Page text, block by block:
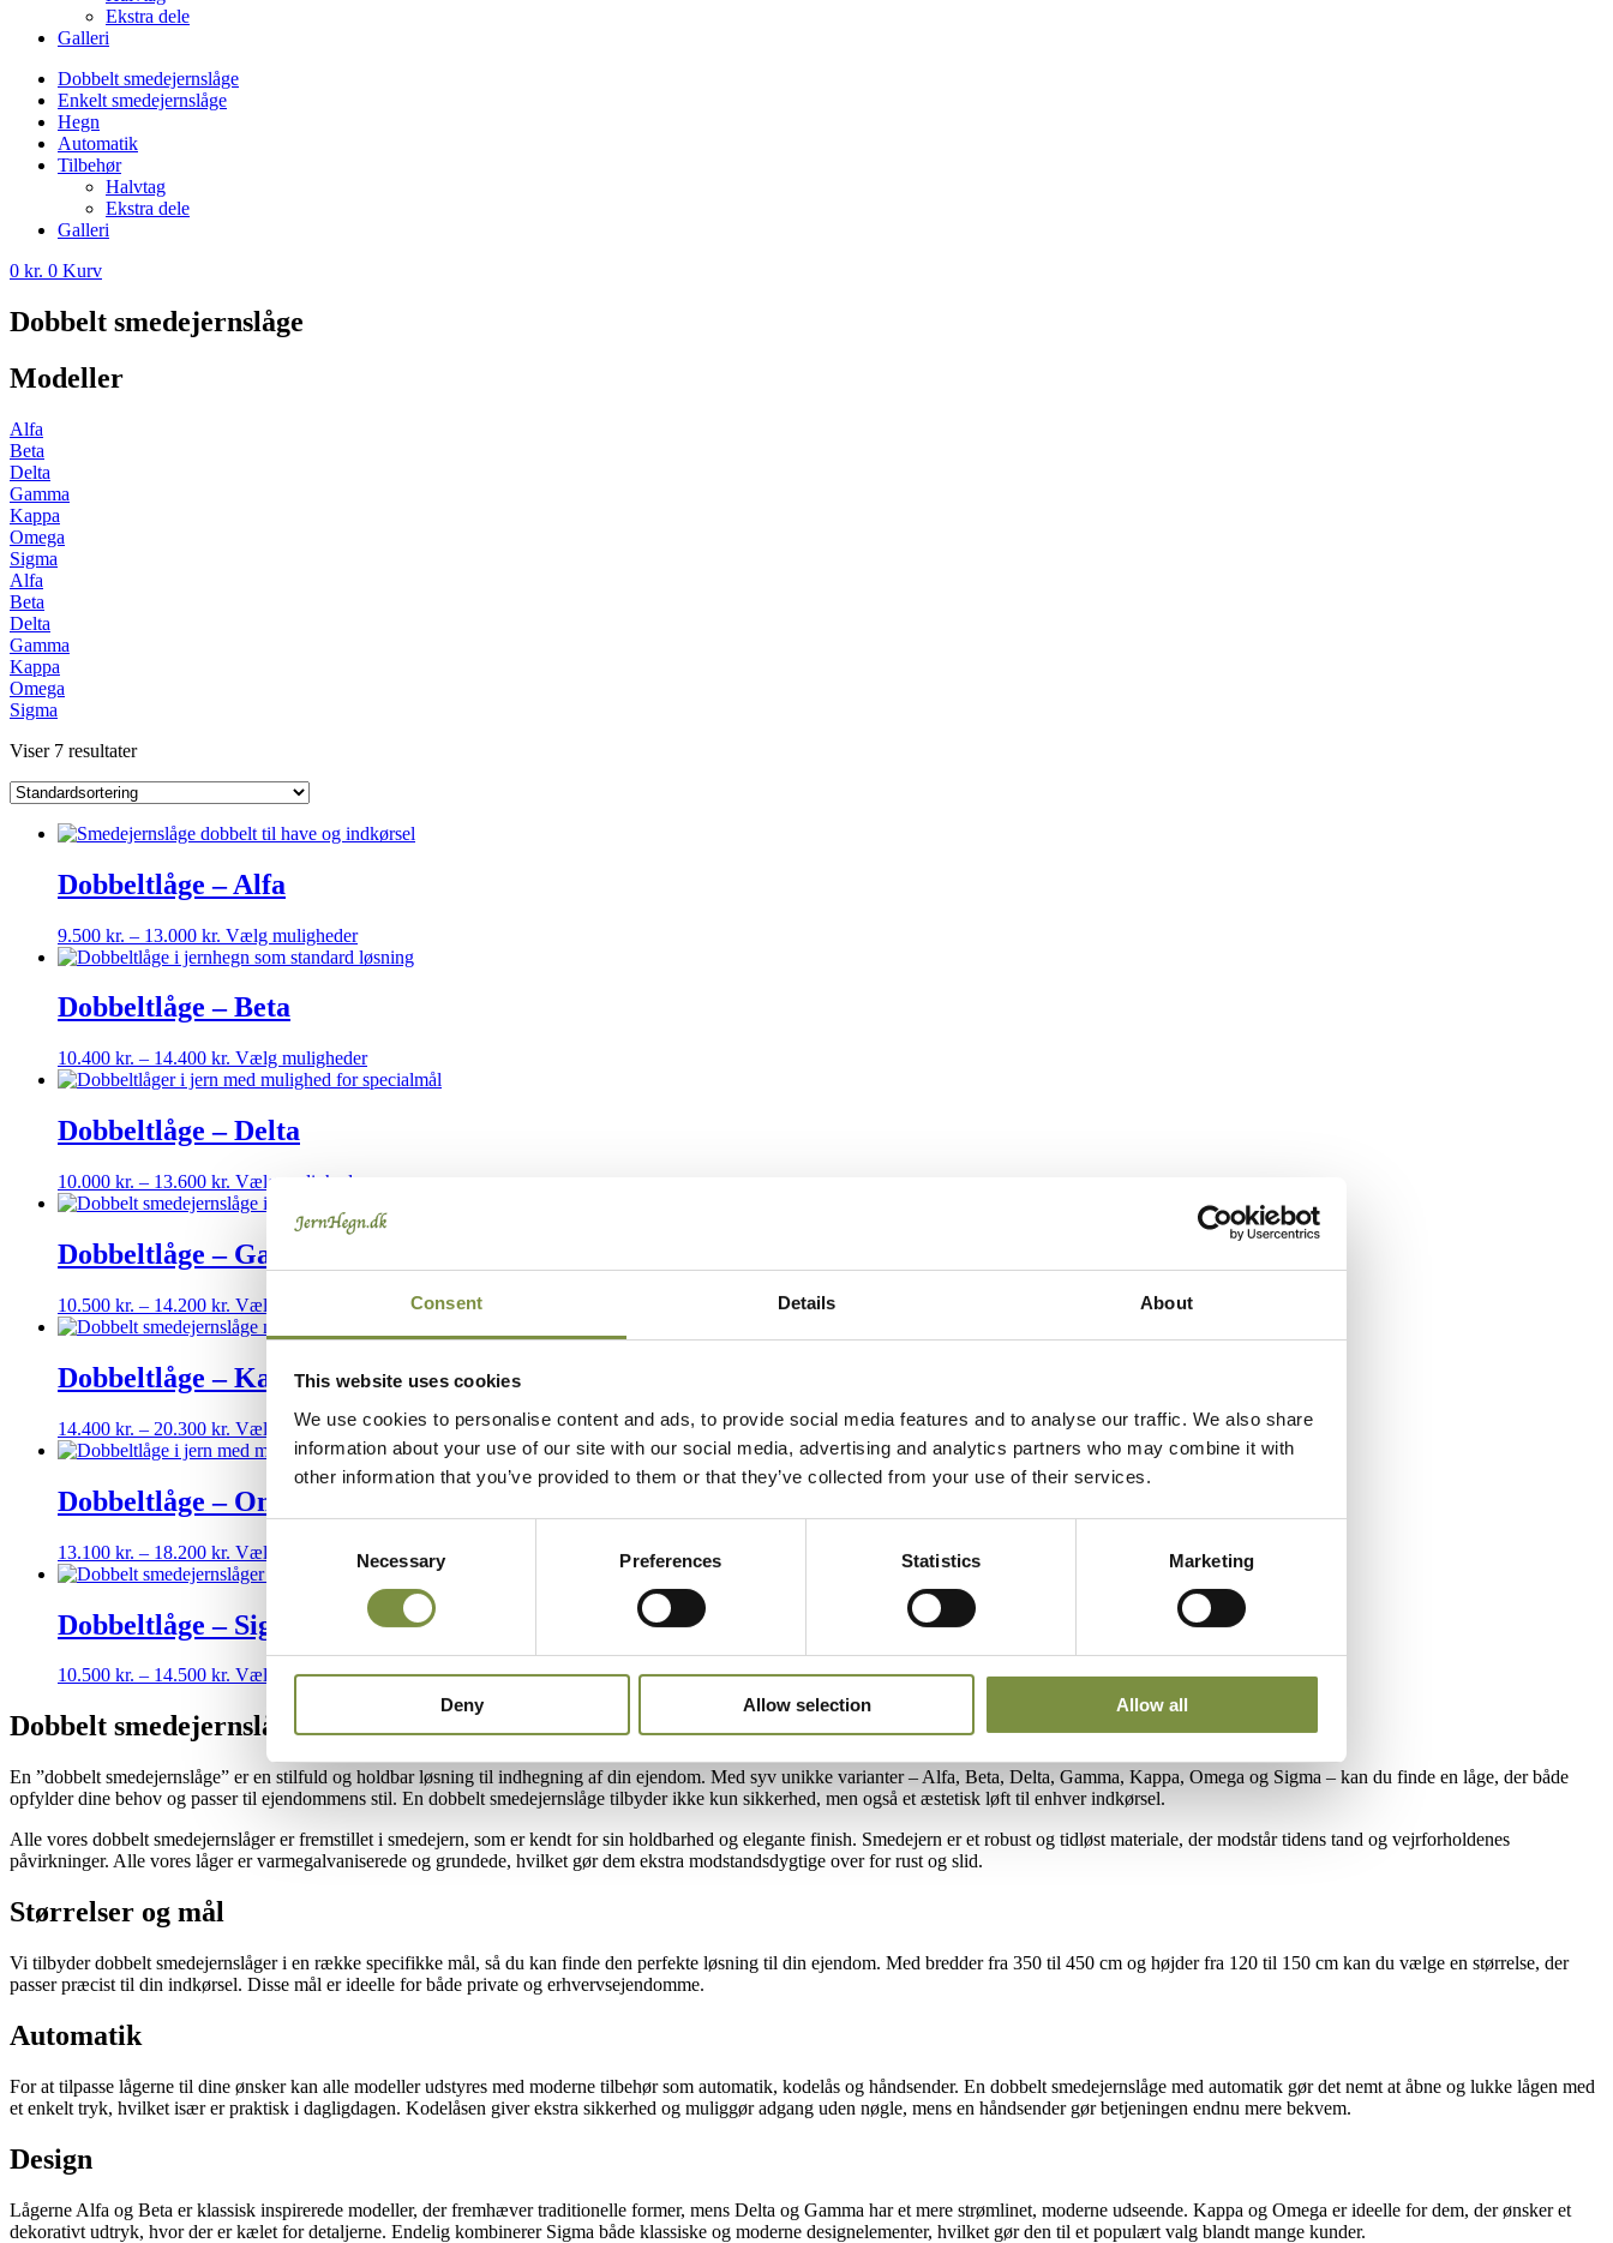
Consent Details About
This website uses cookies
We use cookies to personalise content and ads, to provide social media features and to analyse our traffic. We also share
information about your use of our site with our social media, advertising and analytics partners who may combine it with
other information that you’ve provided to them or that they’ve collected from your use of their services.
Selection
Necessary Preferences Statistics Marketing
Deny Allow selection Allow all
Ekstra dele
Galleri
Dobbelt smedejernslåge
Enkelt smedejernslåge
Hegn
Automatik
Tilbehør
Halvtag
Ekstra dele
Galleri
0 kr. 0 Kurv
Dobbelt smedejernslåge
Modeller
Alfa
Beta
Delta
Gamma
Kappa
Omega
Sigma
Alfa
Beta
Delta
Gamma
Kappa
Omega
Sigma
Viser 7 resultater
Dobbeltlåge – Alfa
9.500 kr. – 13.000 kr. Prisinterval:
9.500 kr.
13.000 kr.
Vælg mulighederDette
vare
kan
vælges
Dobbeltlåge – Beta
10.400 kr. – 14.400 kr. Prisinterval:
10.400 kr.
14.400 kr.
Vælg mulighederDette
vare
vælges
på
Dobbeltlåge – Delta
10.000 kr. – 13.600 kr. Prisinterval:
10.000 kr.
13.600 kr.
Vælg muligheder
har
varianter.
vælges
varesiden
Dobbeltlåge – Gamma
10.500 kr. – 14.200 kr. Prisinterval:
10.500 kr.
14.200 kr.
Vælg muligheder
har
varianter.
Mulighederne
vælges
på
Dobbeltlåge – Kappa
14.400 kr. – 20.300 kr. Prisinterval:
14.400 kr.
20.300 kr.
Vælg mulighederDette
vare
har
varianter.
kan
på
varesiden
Dobbeltlåge – Omega
13.100 kr. – 18.200 kr. Prisinterval:
13.100 kr.
18.200 kr.
Vælg mulighederDette
vare
har
flere
Mulighederne
kan
Dobbeltlåge – Sigma
10.500 kr. – 14.500 kr. Prisinterval:
til
14.500 kr.
Vælg mulighederDette
flere
varianter.
Mulighederne
kan
på
varesiden
Dobbelt smedejernslåge
En ”dobbelt smedejernslåge” er en stilfuld og holdbar løsning til indhegning af din ejendom. Med syv unikke varianter – Alfa, Beta, Delta, Gamma, Kappa, Omega og Sigma – kan du finde en låge, der både
opfylder dine behov og passer til ejendommens stil. En dobbelt smedejernslåge tilbyder ikke kun sikkerhed, men også et æstetisk løft til enhver indkørsel.
Alle vores dobbelt smedejernslåger er fremstillet i smedejern, som er kendt for sin holdbarhed og elegante finish. Smedejern er et robust og tidløst materiale, der modstår tidens tand og vejrforholdenes
påvirkninger. Alle vores låger er varmegalvaniserede og grundede, hvilket gør dem ekstra modstandsdygtige over for rust og slid.
Størrelser og mål
Vi tilbyder dobbelt smedejernslåger i en række specifikke mål, så du kan finde den perfekte løsning til din ejendom. Med bredder fra 350 til 450 cm og højder fra 120 til 150 cm kan du vælge en størrelse, der
passer præcist til din indkørsel. Disse mål er ideelle for både private og erhvervsejendomme.
Automatik
For at tilpasse lågerne til dine ønsker kan alle modeller udstyres med moderne tilbehør som automatik, kodelås og håndsender. En dobbelt smedejernslåge med automatik gør det nemt at åbne og lukke lågen med
et enkelt tryk, hvilket især er praktisk i dagligdagen. Kodelåsen giver ekstra sikkerhed og muliggør adgang uden nøgle, mens en håndsender gør betjeningen endnu mere bekvem.
Design
Lågerne Alfa og Beta er klassisk inspirerede modeller, der fremhæver traditionelle former, mens Delta og Gamma har et mere strømlinet, moderne udseende. Kappa og Omega er ideelle for dem, der ønsker et
dekorativt udtryk, hvor der er kælet for detaljerne. Endelig kombinerer Sigma både klassiske og moderne designelementer, hvilket gør den til et populært valg blandt mange kunder.